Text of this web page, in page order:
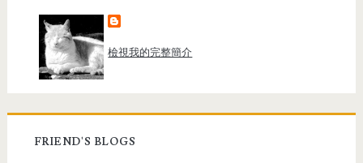
檢視我的完整簡介
FRIEND'S BLOGS